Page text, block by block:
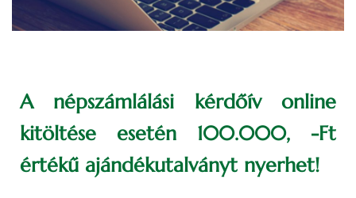
A népszámlálási kérdőív online
kitöltése esetén 100.000, -Ft
értékű ajándékutalványt nyerhet!